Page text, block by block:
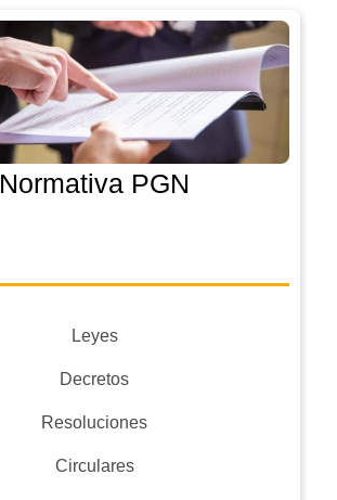
Normativa PGN
Leyes
Decretos
Resoluciones
Circulares